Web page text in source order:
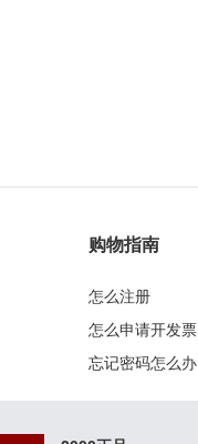
购物指南
怎么注册
怎么申请开发票
忘记密码怎么办